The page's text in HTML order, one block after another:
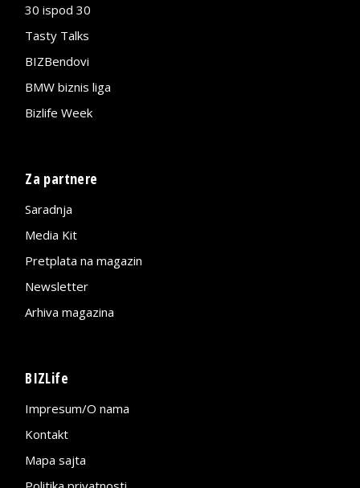
30 ispod 30
Tasty Talks
BIZBendovi
BMW biznis liga
Bizlife Week
Za partnere
Saradnja
Media Kit
Pretplata na magazin
Newsletter
Arhiva magazina
BIZLife
Impresum/O nama
Kontakt
Mapa sajta